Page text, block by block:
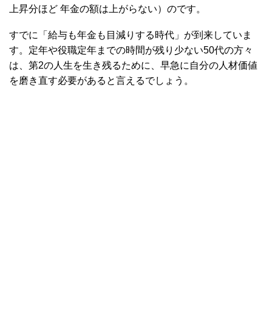
上昇分ほど 年金の額は上がらない）のです。
すでに「給与も年金も目減りする時代」が到来していま
す。定年や役職定年までの時間が残り少ない50代の方々
は、第2の人生を生き残るために、早急に自分の人材価値
を磨き直す必要があると言えるでしょう。